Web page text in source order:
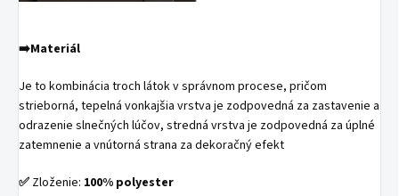
➡️Materiál
Je to kombinácia troch látok v správnom procese, pričom
strieborná, tepelná vonkajšia vrstva je zodpovedná za zastavenie a
odrazenie slnečných lúčov, stredná vrstva je zodpovedná za úplné
zatemnenie a vnútorná strana za dekoračný efekt
✅ Zloženie: 100% polyester